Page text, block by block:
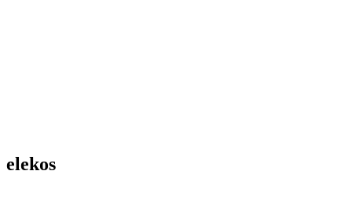
elekos